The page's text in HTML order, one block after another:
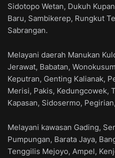
Sidotopo Wetan, Dukuh
Baru, Sambikerep, Rungkut
Sabrangan.
Melayani daerah Manukan
Jerawat, Babatan,
Keputran, Genting Kalianak,
Merisi, Pakis, Kedungcowek,
Kapasan, Sidosermo,
Melayani kawasan Gading,
Pumpungan, Barata Jaya,
Tenggilis Mejoyo, Ampel,